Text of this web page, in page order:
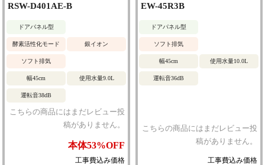
RSW-D401AE-B
ドアパネル型
酵素活性化モード 銀イオン
ソフト排気
幅45cm 使用水量9.0L
運転音38dB
こちらの商品にはまだレビュー投
稿がありません。
本体53%OFF
工事費込み価格
EW-45R3B
ドアパネル型
ソフト排気
幅45cm 使用水量10.0L
運転音36dB
こちらの商品にはまだレビュー投
稿がありません。
工事費込み価格